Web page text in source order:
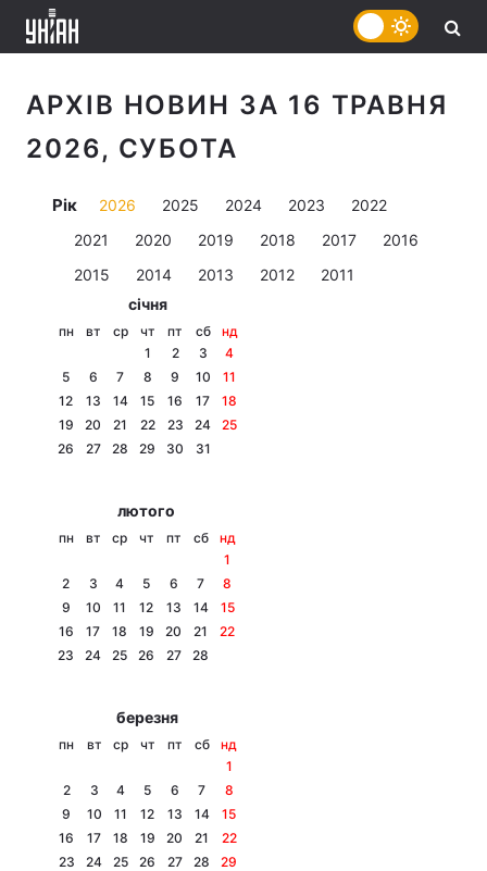
АРХІВ НОВИН ЗА 16 ТРАВНЯ
2026, СУБОТА
Рік 2026 2025 2024 2023
2022
2021
2020 2019 2018 2017
2016
2015
2014 2013 2012
2011
січня
пн вт ср чт пт сб
нд
1
2 3
4
5
6 7 8 9 10
11
12
13 14 15 16 17
18
19
20 21 22 23 24
25
26
27 28 29 30 31
лютого
пн вт ср чт пт сб
нд
1
2
3 4 5 6 7
8
9
10 11 12 13 14
15
16
17 18 19 20 21
22
23
24 25 26 27 28
березня
пн вт ср чт пт сб
нд
1
2
3 4 5 6 7
8
9
10 11 12 13 14
15
16
17 18 19 20 21
22
23
24 25 26 27 28
29